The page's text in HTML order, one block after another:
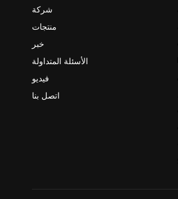
شركة
منتجات
خبر
الأسئلة المتداولة
فيديو
اتصل بنا